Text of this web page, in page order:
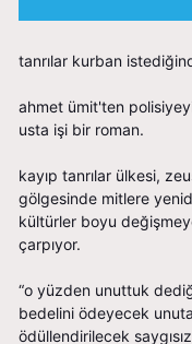
tanrılar kurban
ahmet ümit'ten
usta işi bir roman.
kayıp tanrılar ülkesi,
gölgesinde mitlere
kültürler boyu
çarpıyor.
“o yüzden unuttuk
bedelini ödeyecek
ödüllendirilecek